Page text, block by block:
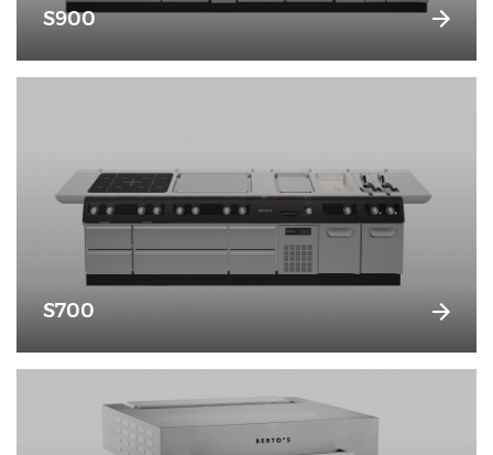
S900
S700